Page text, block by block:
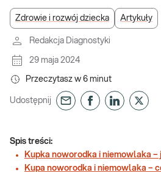
Zdrowie i rozwój dziecka Artykuły
Redakcja Diagnostyki
29 maja 2024
Przeczytasz w 6 minut
Udostępnij
Spis treści:
Kupka noworodka i niemowlaka
Kupa noworodka i niemowlaka –